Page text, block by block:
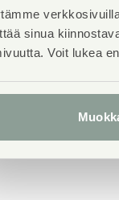
sinua
Voit lukea
2005